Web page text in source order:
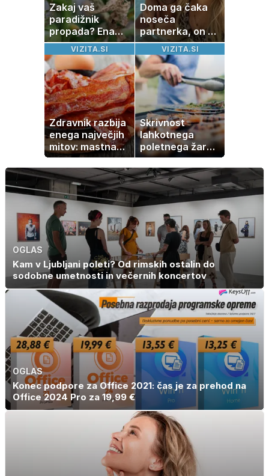
Zakaj vaš
paradižnik
propada? Ena
napaka lahko
uniči rastline –
tako jih rešite
Doma ga čaka
noseča
partnerka, on pa
dopustuje z
drugo
VIZITA.SI
Zdravnik razbija
enega največjih
mitov: mastna
jetra ne
nastanejo zaradi
slanine, temveč
zaradi živila, ki
ga imamo vsi
radi
VIZITA.SI
Skrivnost
lahkotnega
poletnega žara,
po katerem ne
boste
potrebovali
popoldanskega
spanca
OGLAS
Kam v Ljubljani poleti? Od rimskih ostalin do
sodobne umetnosti in večernih koncertov
OGLAS
Konec podpore za Office 2021: čas je za prehod na
Office 2024 Pro za 19,99 €